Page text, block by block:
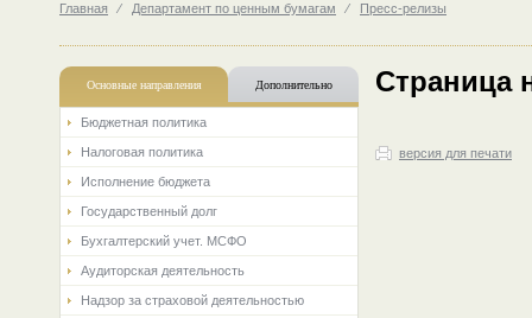
Главная ⁄ Департамент по ценным бумагам ⁄ Пресс-релизы
Основные направления Дополнительно
Бюджетная политика
Налоговая политика
Исполнение бюджета
Государственный долг
Бухгалтерский учет. МСФО
Аудиторская деятельность
Надзор за страховой деятельностью
Страница
версия для печати